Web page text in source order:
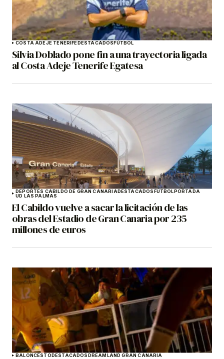
COSTA ADEJE TENERIFEDESTACADOSFÚTBOL
Silvia Doblado pone fin a una trayectoria ligada
al Costa Adeje Tenerife Egatesa
DEPORTES CABILDO DE GRAN CANARIADESTACADOSFÚTBOLPORTADA
UD LAS PALMAS
El Cabildo vuelve a sacar la licitación de las
obras del Estadio de Gran Canaria por 235
millones de euros
BALONCESTODESTACADOSDREAMLAND GRAN CANARIA